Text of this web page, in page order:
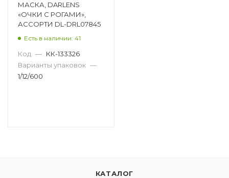
МАСКА, DARLENS
«ОЧКИ С РОГАМИ»,
АССОРТИ DL-DRL07845
Есть в наличии: 41
Код — КК-133326
Варианты упаковок —
1/12/600
КАТАЛОГ